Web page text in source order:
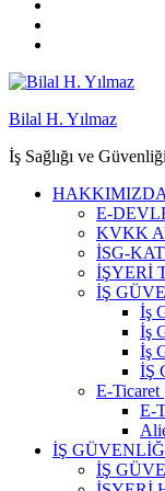
Bilal H. Yılmaz
İş Sağlığı ve
HAKKIMIZDA
E-
KVKK
İSG-
İŞYERİ
İŞ
İş
İş
İş
İŞ
E-Ticaret
E-
İŞ
İŞ